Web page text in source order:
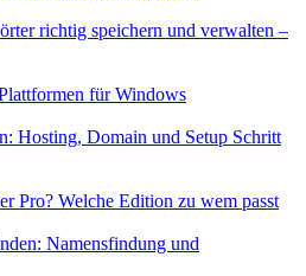
richtig speichern und verwalten –
für Windows
Hosting, Domain und Setup Schritt
Pro? Welche Edition zu wem passt
Namensfindung und